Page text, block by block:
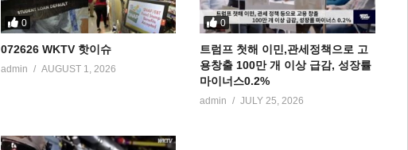
0
072626 WKTV 핫이슈
admin AUGUST 1, 2026
0
트럼프 첫해 이민,관세정책으로 고
용창출 100만 개 이상 급감, 성장률
마이너스0.2%
admin JULY 25, 2026